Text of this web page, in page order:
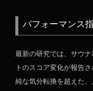
パフォーマンス
最新の研究では、サウ
トのスコア変化が報告
純な気分転換を超えた